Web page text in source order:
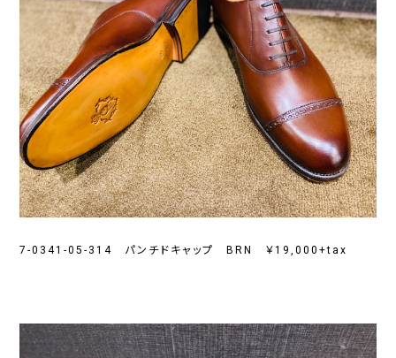
7-0341-05-314 パンチドキャップ BRN ￥19,000+tax